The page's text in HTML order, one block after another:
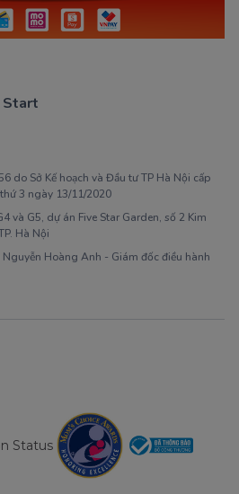
Start
do Sở Kế hoạch và Đầu tư TP Hà Nội cấp
3 ngày 13/11/2020
và G5, dự án Five Star Garden, số 2 Kim
Hà Nội
Hoàng Anh - Giám đốc điều hành